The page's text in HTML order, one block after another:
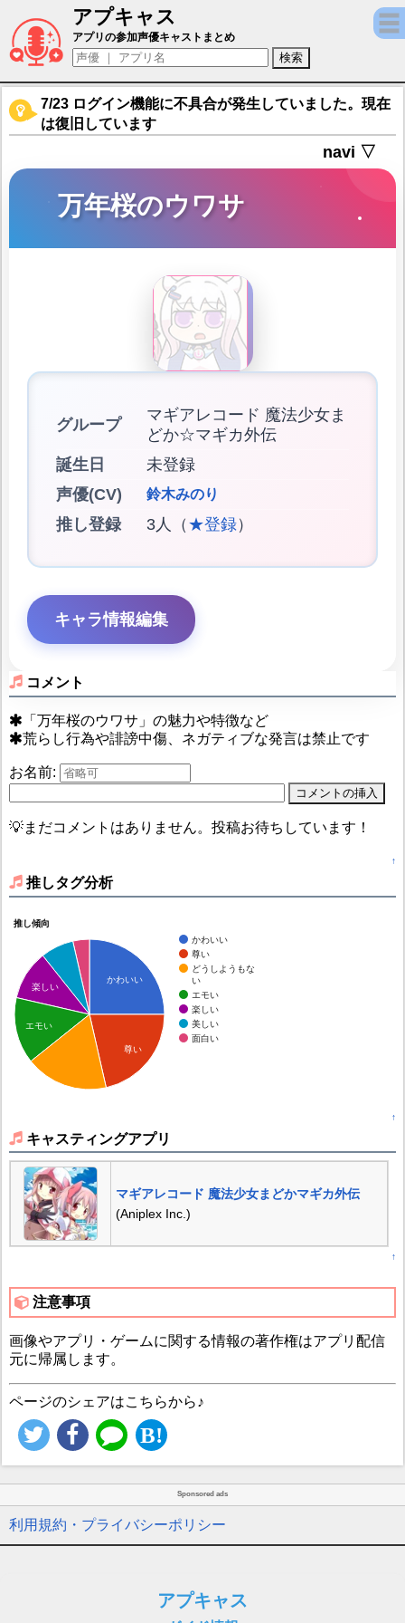
アプキャス
万年桜のウワサ（声優：鈴木みのり)【マギ
アプリの参加声優キャストまとめ
7/23 ログイン機能に不具合が発生していました。現在
は復旧しています
navi ▽
万年桜のウワサ
グループ
マギアレコード 魔法少女ま
どか☆マギカ外伝
誕生日
未登録
声優(CV)
鈴木みのり
推し登録 3人（ ★登録）
キャラ情報編集
コメント
「万年桜のウワサ」の魅力や特徴など
荒らし行為や誹謗中傷、ネガティブな発言は禁止です
お名前:
💡まだコメントはありません。投稿お待ちしています！
↑
推しタグ分析
推し傾向
かわいい
尊い
どうしようもな
い
エモい
楽しい
美しい
面白い
かわいい
尊い
楽しい
エモい
↑
キャスティングアプリ
マギアレコード 魔法少女まどかマギカ外伝
(Aniplex Inc.)
↑
注意事項
画像やアプリ・ゲームに関する情報の著作権はアプリ配信
元に帰属します。
ページのシェアはこちらから♪
Sponsored ads
利用規約・プライバシーポリシー
アプキャス